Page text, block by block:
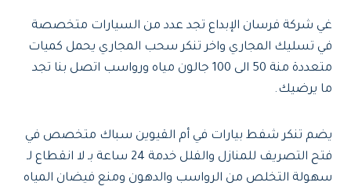
غي شركة فرسان الإبداع تجد عدد من السيارات متخصصة
في تسليك المجاري واخر تنكر سحب المجاري يحمل كميات
متعددة منة 50 الى 100 جالون مياه ورواسب اتصل بنا تجد
ما يرضيك.
يضم تنكر شفط بيارات في أم القيوين سباك متخصص في
فتح التصريف للمنازل والفلل خدمة 24 ساعة بـ لا انقطاع لـ
سهولة التخلص من الرواسب والدهون ومنع فيضان المياه